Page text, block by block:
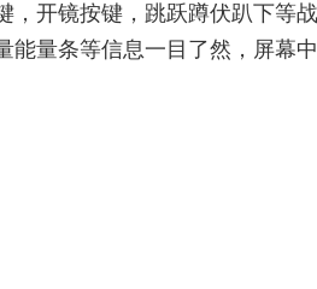
，开镜按键，跳跃蹲伏趴下等
能量条等信息一目了然，屏幕